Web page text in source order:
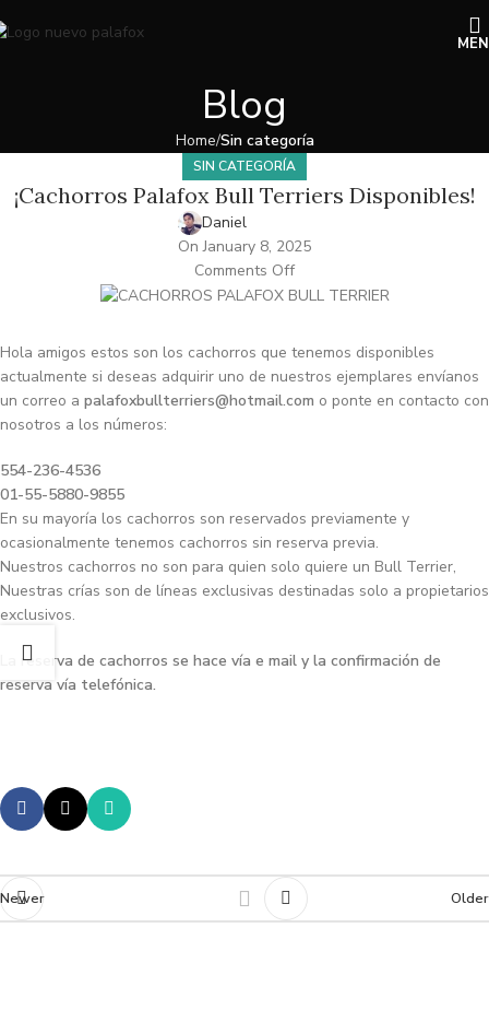
Blog
Home Sin categoría
SIN CATEGORÍA
¡Cachorros Palafox Bull Terriers Disponibles!
Daniel
On January 8, 2025
Comments Off
Hola amigos estos son los cachorros que tenemos disponibles
actualmente si deseas adquirir uno de nuestros ejemplares envíanos
un correo a palafoxbullterriers@hotmail.com o ponte en contacto con
nosotros a los números:
554-236-4536
01-55-5880-9855
En su mayoría los cachorros son reservados previamente y
ocasionalmente tenemos cachorros sin reserva previa.
Nuestros cachorros no son para quien solo quiere un Bull Terrier,
Nuestras crías son de líneas exclusivas destinadas solo a propietarios
exclusivos.
La reserva de cachorros se hace vía e mail y la confirmación de
reserva vía telefónica.
Newer Older